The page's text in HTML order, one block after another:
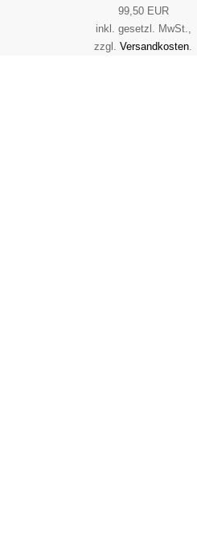
99,50 EUR
inkl. gesetzl. MwSt.,
zzgl. Versandkosten.